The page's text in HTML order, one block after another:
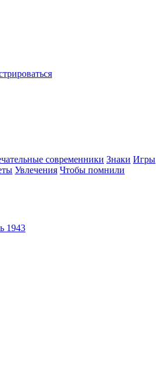
современники Знаки Игры
Увлечения Чтобы помнили
1943